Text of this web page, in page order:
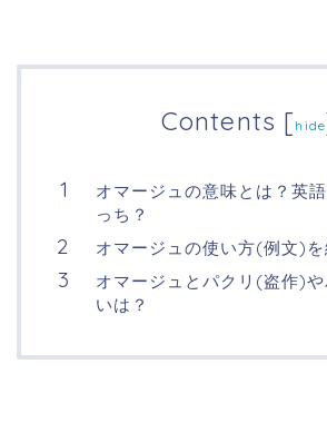
Contents [hide
オマージュの意味とは？英
っち？
オマージュの使い方(例文)を
オマージュとパクリ(盗作)
いは？